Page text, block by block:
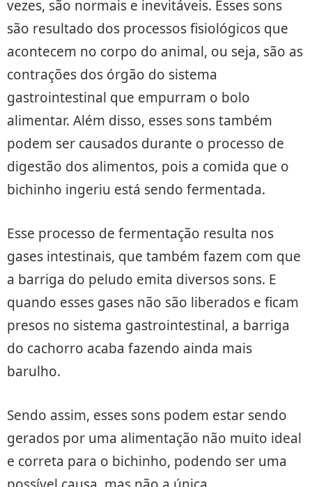
vezes, são normais e inevitáveis. Esses sons
são resultado dos processos fisiológicos que
acontecem no corpo do animal, ou seja, são as
contrações dos órgão do sistema
gastrointestinal que empurram o bolo
alimentar. Além disso, esses sons também
podem ser causados durante o processo de
digestão dos alimentos, pois a comida que o
bichinho ingeriu está sendo fermentada.
Esse processo de fermentação resulta nos
gases intestinais, que também fazem com que
a barriga do peludo emita diversos sons. E
quando esses gases não são liberados e ficam
presos no sistema gastrointestinal, a barriga
do cachorro acaba fazendo ainda mais
barulho.
Sendo assim, esses sons podem estar sendo
gerados por uma alimentação não muito ideal
e correta para o bichinho, podendo ser uma